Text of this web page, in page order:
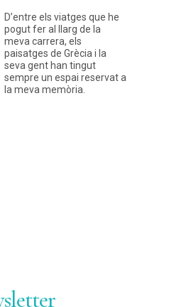
D’entre els viatges que he
pogut fer al llarg de la
meva carrera, els
paisatges de Grècia i la
seva gent han tingut
sempre un espai reservat a
la meva memòria.